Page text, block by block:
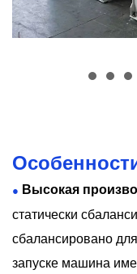
● Высокая
статически
сбалансировано
запуске машина